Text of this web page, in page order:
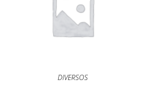
DIVERSOS